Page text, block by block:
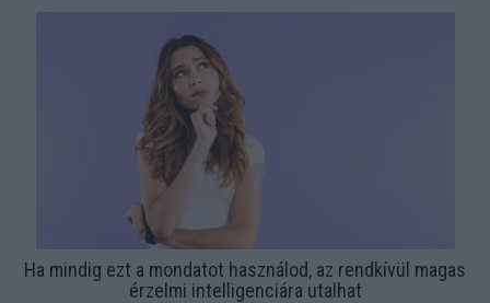
Ha mindig ezt a mondatot használod, az rendkívül magas
érzelmi intelligenciára utalhat